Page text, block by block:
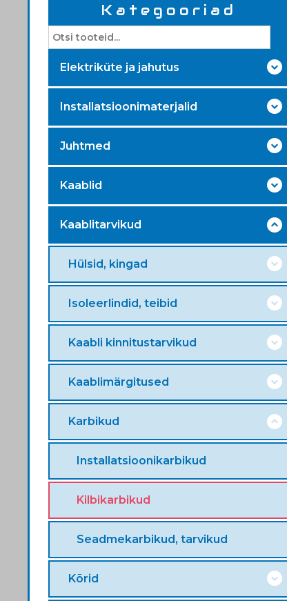
Kategooriad
Elektriküte ja jahutus
Installatsioonimaterjalid
Juhtmed
Kaablid
Kaablitarvikud
Hülsid, kingad
Isoleerlindid, teibid
Kaabli kinnitustarvikud
Kaablimärgitused
Karbikud
Installatsioonikarbikud
Kilbikarbikud
Seadmekarbikud, tarvikud
Kõrid